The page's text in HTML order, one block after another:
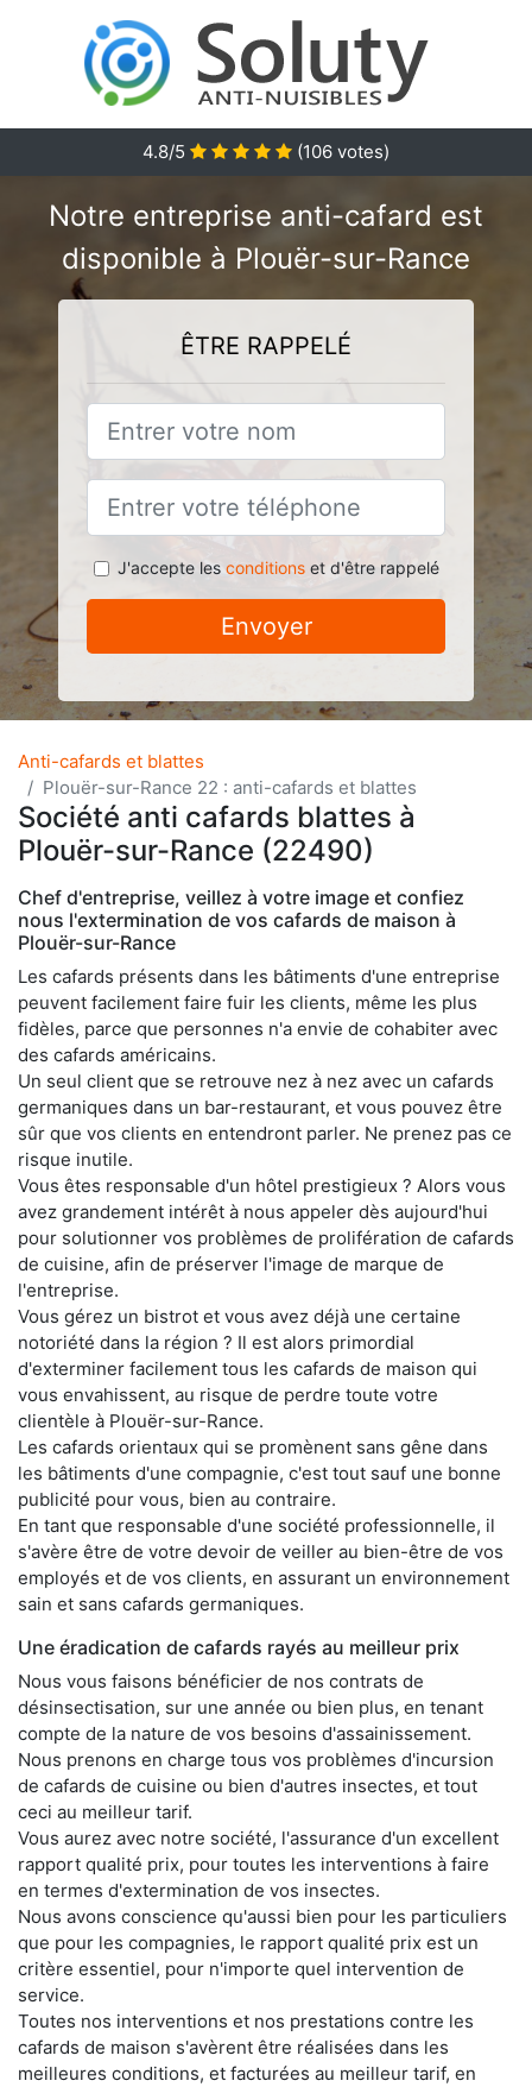
4.8/5 (106 votes)
Notre entreprise anti-cafard est
disponible à Plouër-sur-Rance
ÊTRE RAPPELÉ
J'accepte les conditionset d'être rappelé
Envoyer
Anti-cafards et blattes
Plouër-sur-Rance 22 : anti-cafards et blattes
Société anti cafards blattes à
Plouër-sur-Rance (22490)
Chef d'entreprise, veillez à votre image et confiez
nous l'extermination de vos cafards de maison à
Plouër-sur-Rance
Les cafards présents dans les bâtiments d'une entreprise
peuvent facilement faire fuir les clients, même les plus
fidèles, parce que personnes n'a envie de cohabiter avec
des cafards américains.
Un seul client que se retrouve nez à nez avec un cafards
germaniques dans un bar-restaurant, et vous pouvez être
sûr que vos clients en entendront parler. Ne prenez pas ce
risque inutile.
Vous êtes responsable d'un hôtel prestigieux ? Alors vous
avez grandement intérêt à nous appeler dès aujourd'hui
pour solutionner vos problèmes de prolifération de cafards
de cuisine, afin de préserver l'image de marque de
l'entreprise.
Vous gérez un bistrot et vous avez déjà une certaine
notoriété dans la région ? Il est alors primordial
d'exterminer facilement tous les cafards de maison qui
vous envahissent, au risque de perdre toute votre
clientèle à Plouër-sur-Rance.
Les cafards orientaux qui se promènent sans gêne dans
les bâtiments d'une compagnie, c'est tout sauf une bonne
publicité pour vous, bien au contraire.
En tant que responsable d'une société professionnelle, il
s'avère être de votre devoir de veiller au bien-être de vos
employés et de vos clients, en assurant un environnement
sain et sans cafards germaniques.
Une éradication de cafards rayés au meilleur prix
Nous vous faisons bénéficier de nos contrats de
désinsectisation, sur une année ou bien plus, en tenant
compte de la nature de vos besoins d'assainissement.
Nous prenons en charge tous vos problèmes d'incursion
de cafards de cuisine ou bien d'autres insectes, et tout
ceci au meilleur tarif.
Vous aurez avec notre société, l'assurance d'un excellent
rapport qualité prix, pour toutes les interventions à faire
en termes d'extermination de vos insectes.
Nous avons conscience qu'aussi bien pour les particuliers
que pour les compagnies, le rapport qualité prix est un
critère essentiel, pour n'importe quel intervention de
service.
Toutes nos interventions et nos prestations contre les
cafards de maison s'avèrent être réalisées dans les
meilleures conditions, et facturées au meilleur tarif, en